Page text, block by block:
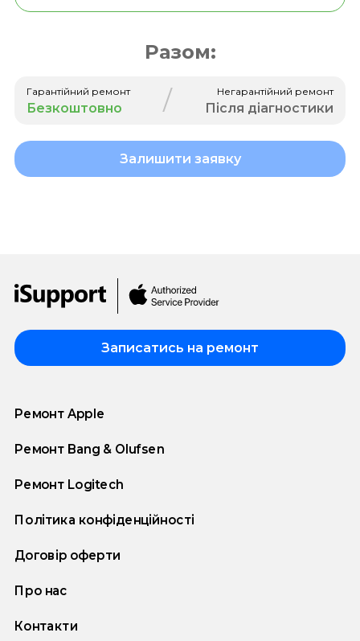
Разом:
Гарантійний ремонт
Безкоштовно / Негарантійний ремонт
Після діагностики
Залишити заявку
Записатись на ремонт
Ремонт Apple
Ремонт Bang & Olufsen
Ремонт Logitech
Політика конфіденційності
Договір оферти
Про нас
Контакти